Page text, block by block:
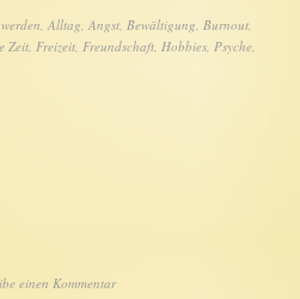
, Alltag, Angst, Bewältigung, Burnout,
Zeit, Freizeit, Freundschaft, Hobbies, Psyche,
einen Kommentar